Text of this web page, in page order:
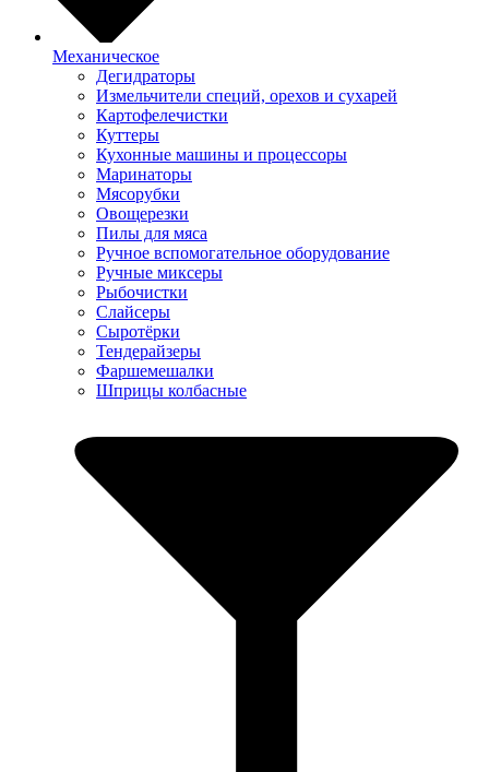
Механическое
Дегидраторы
Измельчители специй, орехов и сухарей
Картофелечистки
Куттеры
Кухонные машины и процессоры
Маринаторы
Мясорубки
Овощерезки
Пилы для мяса
Ручное вспомогательное оборудование
Ручные миксеры
Рыбочистки
Слайсеры
Сыротёрки
Тендерайзеры
Фаршемешалки
Шприцы колбасные